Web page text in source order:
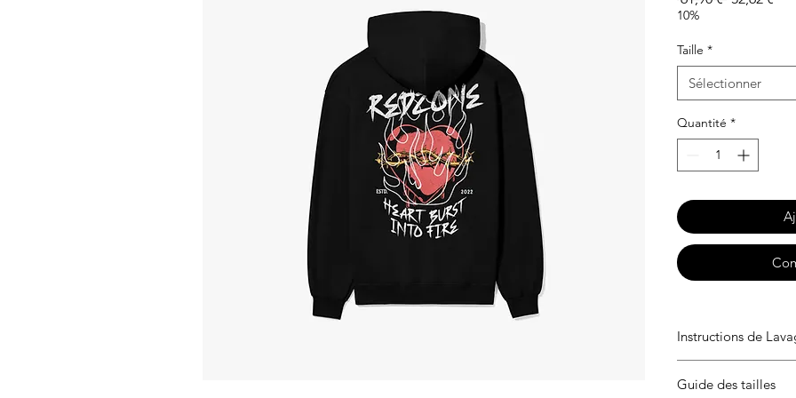
10%
Taille *
Sélectionner
Quantité *
Instructions de
150° max. Ne pas
Guide des tailles